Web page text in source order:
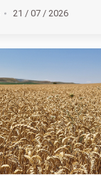
21 / 07 / 2026